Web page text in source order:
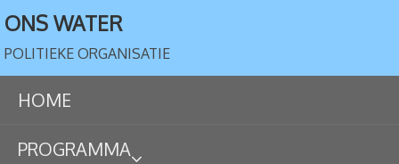
ONS WATER
POLITIEKE ORGANISATIE
HOME
PROGRAMMA